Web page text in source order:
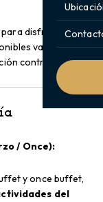
disfrutar del
varían
contratados.
/ Once):
y once buffet,
del